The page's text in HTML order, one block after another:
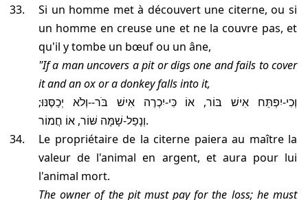
Si un homme met à découvert une citerne, ou si
un homme en creuse une et ne la couvre pas, et
qu'il y tombe un bœuf ou un âne,
"If a man uncovers a pit or digs one and fails to cover
it and an ox or a donkey falls into it,
וְכִי-יִפְתַּח אִישׁ בּוֹר, אוֹ כִּי-יִכְרֶה אִישׁ בֹּר--וְלֹא יְכַסֶּנּוּ;
וְנָפַל-שָׁמָּה שּׁוֹר, אוֹ חֲמוֹר.
le propriétaire de la citerne paiera au maître la
valeur de l'animal en argent, et aura pour lui
l'animal mort.
the owner of the pit must pay for the loss; he must